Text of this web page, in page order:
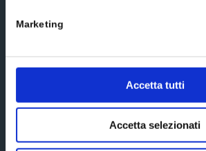
Marketing
Accetta tutti
Accetta selezionati
Iscriviti alla newsletter